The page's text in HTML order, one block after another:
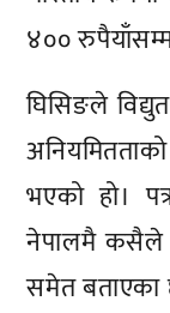
४००
घिसिङले
भएको हो।
नेपालमै कसैले
समेत बताएका